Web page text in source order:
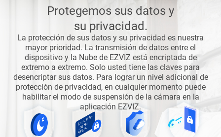
Protegemos sus datos y
su privacidad.
La protección de sus datos y su privacidad es nuestra
mayor prioridad. La transmisión de datos entre el
dispositivo y la Nube de EZVIZ está encriptada de
extremo a extremo. Solo usted tiene las claves para
desencriptar sus datos. Para lograr un nivel adicional de
protección de privacidad, en cualquier momento puede
habilitar el modo de suspensión de la cámara en la
aplicación EZVIZ.